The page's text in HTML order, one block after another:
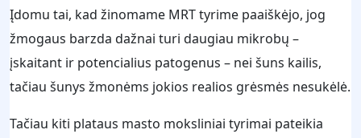
Įdomu tai, kad žinomame MRT tyrime paaiškėjo, jog
žmogaus barzda dažnai turi daugiau mikrobų –
įskaitant ir potencialius patogenus – nei šuns kailis,
tačiau šunys žmonėms jokios realios grėsmės nesukėlė.
Tačiau kiti plataus masto moksliniai tyrimai pateikia